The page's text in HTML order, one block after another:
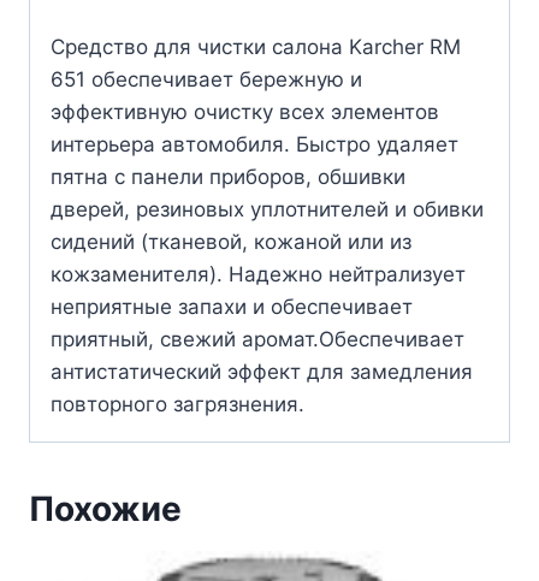
Средство для чистки салона Karcher RM
651 обеспечивает бережную и
эффективную очистку всех элементов
интерьера автомобиля. Быстро удаляет
пятна с панели приборов, обшивки
дверей, резиновых уплотнителей и обивки
сидений (тканевой, кожаной или из
кожзаменителя). Надежно нейтрализует
неприятные запахи и обеспечивает
приятный, свежий аромат.Обеспечивает
антистатический эффект для замедления
повторного загрязнения.
Похожие